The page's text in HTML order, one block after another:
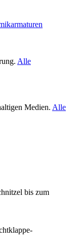
Alle
Medien. Alle
bis zum